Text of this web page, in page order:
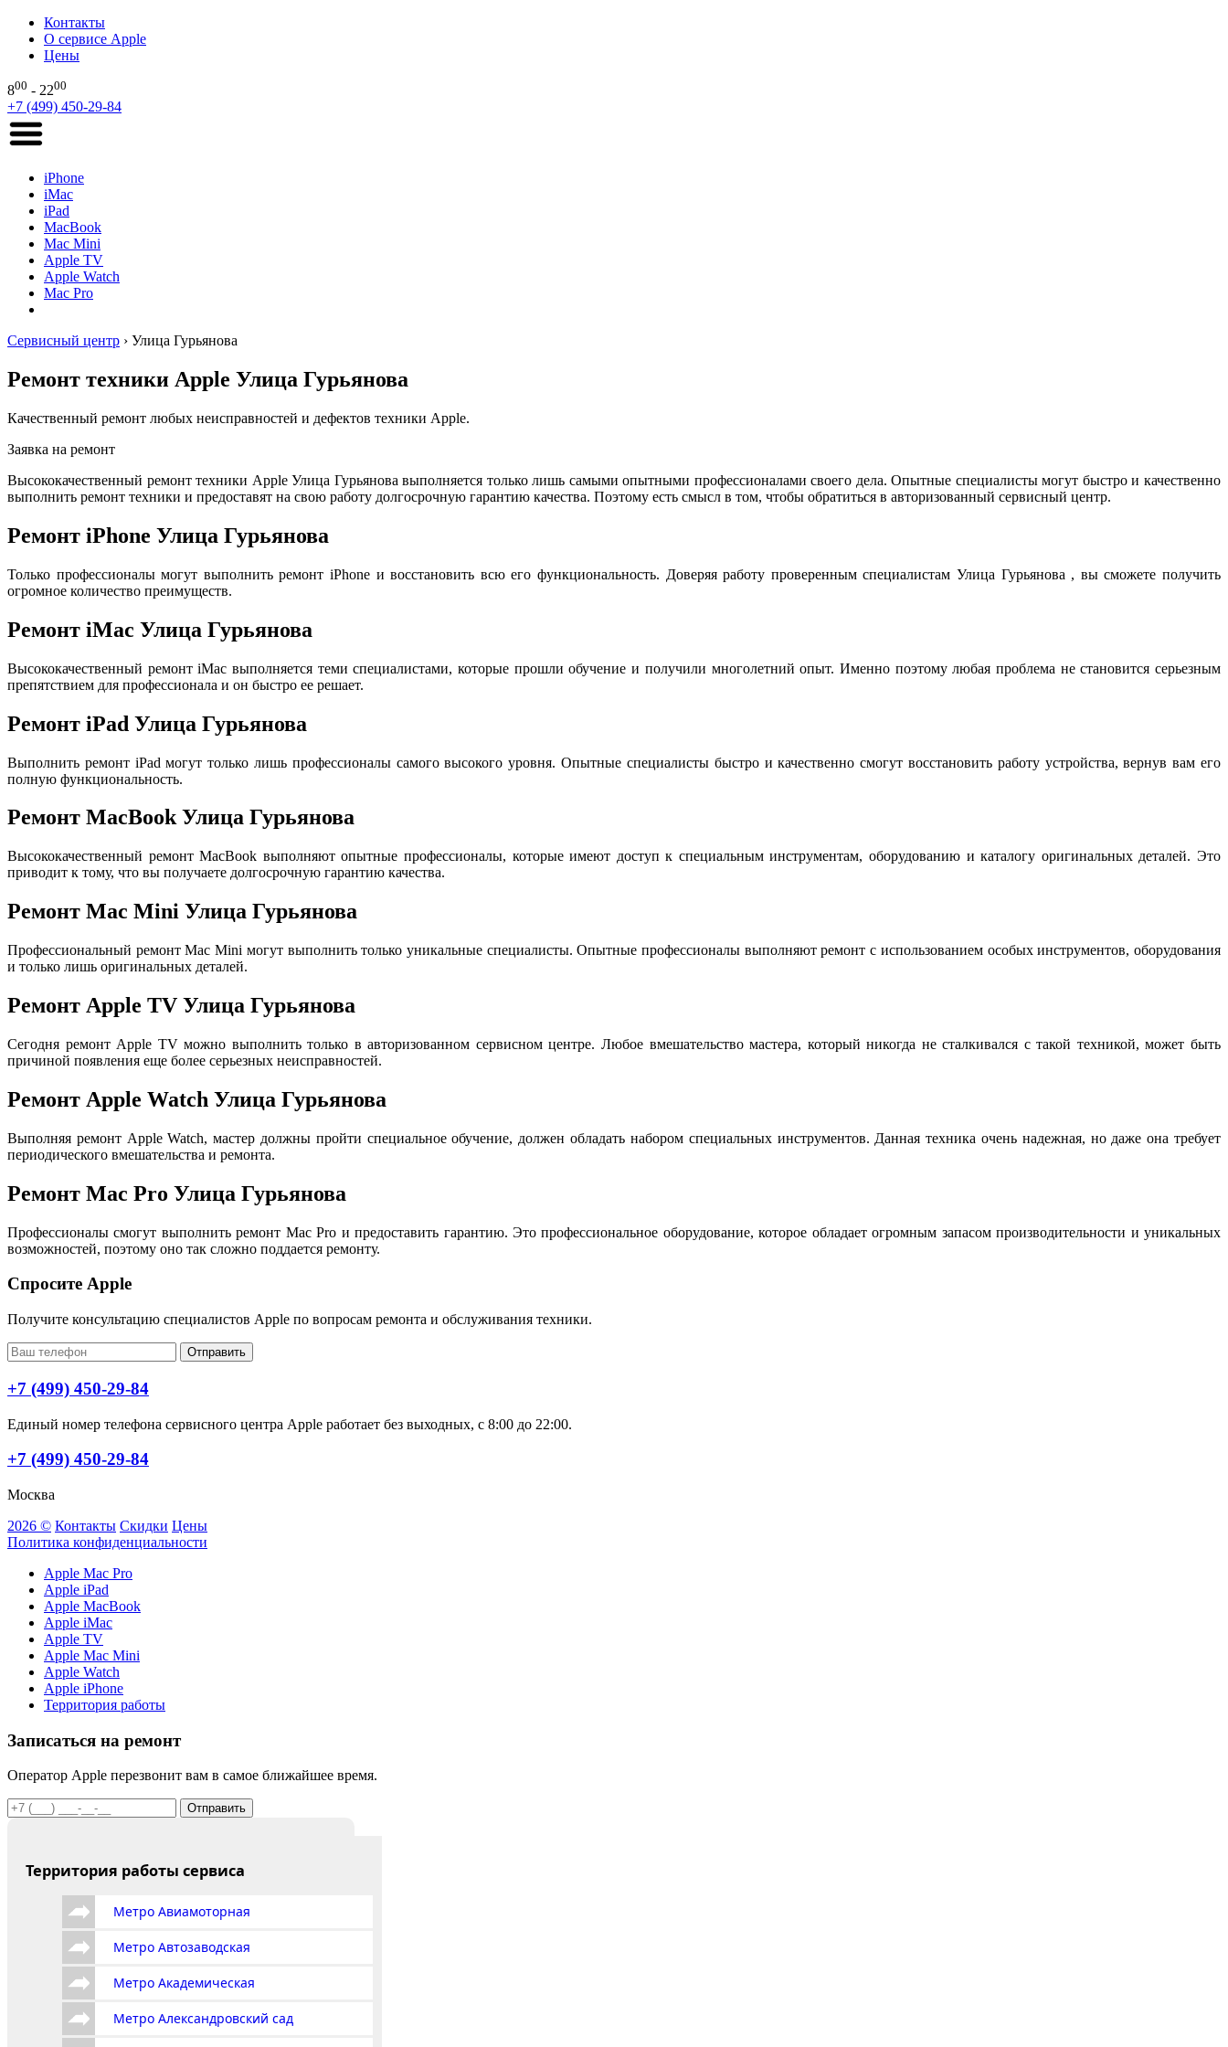
Контакты
О сервисе Apple
Цены
800 - 2200
+7 (499) 450-29-84
iPhone
iMac
iPad
MacBook
Mac Mini
Apple TV
Apple Watch
Mac Pro
Сервисный центр › Улица Гурьянова
Ремонт техники Apple Улица Гурьянова
Качественный ремонт любых неисправностей и дефектов техники Apple.
Заявка на ремонт
Высококачественный ремонт техники Apple Улица Гурьянова выполняется только лишь самыми опытными профессионалами своего дела. Опытные специалисты могут быстро и качественно
выполнить ремонт техники и предоставят на свою работу долгосрочную гарантию качества. Поэтому есть смысл в том, чтобы обратиться в авторизованный сервисный центр.
Ремонт iPhone Улица Гурьянова
Только профессионалы могут выполнить ремонт iPhone и восстановить всю его функциональность. Доверяя работу проверенным специалистам Улица Гурьянова , вы сможете получить
огромное количество преимуществ.
Ремонт iMac Улица Гурьянова
Высококачественный ремонт iMac выполняется теми специалистами, которые прошли обучение и получили многолетний опыт. Именно поэтому любая проблема не становится серьезным
препятствием для профессионала и он быстро ее решает.
Ремонт iPad Улица Гурьянова
Выполнить ремонт iPad могут только лишь профессионалы самого высокого уровня. Опытные специалисты быстро и качественно смогут восстановить работу устройства, вернув вам его
полную функциональность.
Ремонт MacBook Улица Гурьянова
Высококачественный ремонт MacBook выполняют опытные профессионалы, которые имеют доступ к специальным инструментам, оборудованию и каталогу оригинальных деталей. Это
приводит к тому, что вы получаете долгосрочную гарантию качества.
Ремонт Mac Mini Улица Гурьянова
Профессиональный ремонт Mac Mini могут выполнить только уникальные специалисты. Опытные профессионалы выполняют ремонт с использованием особых инструментов, оборудования
и только лишь оригинальных деталей.
Ремонт Apple TV Улица Гурьянова
Сегодня ремонт Apple TV можно выполнить только в авторизованном сервисном центре. Любое вмешательство мастера, который никогда не сталкивался с такой техникой, может быть
причиной появления еще более серьезных неисправностей.
Ремонт Apple Watch Улица Гурьянова
Выполняя ремонт Apple Watch, мастер должны пройти специальное обучение, должен обладать набором специальных инструментов. Данная техника очень надежная, но даже она требует
периодического вмешательства и ремонта.
Ремонт Mac Pro Улица Гурьянова
Профессионалы смогут выполнить ремонт Mac Pro и предоставить гарантию. Это профессиональное оборудование, которое обладает огромным запасом производительности и уникальных
возможностей, поэтому оно так сложно поддается ремонту.
Спросите Apple
Получите консультацию специалистов Apple по вопросам ремонта и обслуживания техники.
Отправить
+7 (499) 450-29-84
Единый номер телефона сервисного центра Apple работает без выходных, с 8:00 до 22:00.
+7 (499) 450-29-84
Москва
2026 © Контакты Скидки Цены
Политика конфиденциальности
Apple Mac Pro
Apple iPad
Apple MacBook
Apple iMac
Apple TV
Apple Mac Mini
Apple Watch
Apple iPhone
Территория работы
Записаться на ремонт
Оператор Apple перезвонит вам в самое ближайшее время.
Отправить
Территория работы сервиса
Метро Авиамоторная
Метро Автозаводская
Метро Академическая
Метро Александровский сад